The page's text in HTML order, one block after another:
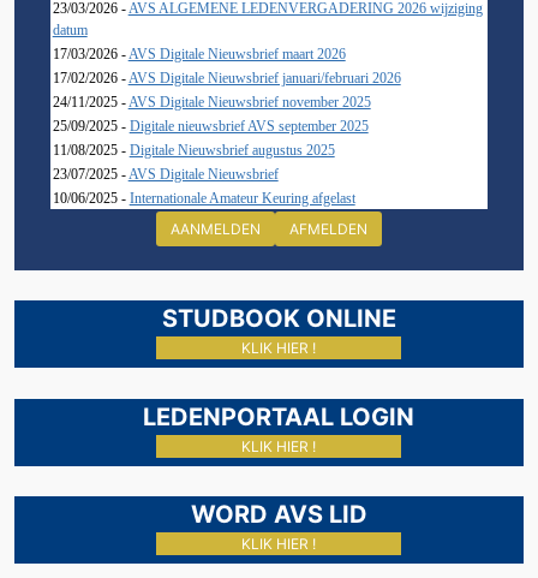
23/03/2026 -AVS ALGEMENE LEDENVERGADERING 2026 wijziging
datum
17/03/2026 -AVS Digitale Nieuwsbrief maart 2026
17/02/2026 -AVS Digitale Nieuwsbrief januari/februari 2026
24/11/2025 -AVS Digitale Nieuwsbrief november 2025
25/09/2025 - Digitale nieuwsbrief AVS september 2025
11/08/2025 - Digitale Nieuwsbrief augustus 2025
23/07/2025 -AVS Digitale Nieuwsbrief
10/06/2025 - Internationale Amateur Keuring afgelast
AANMELDEN AFMELDEN
STUDBOOK ONLINE
KLIK HIER !
LEDENPORTAAL LOGIN
KLIK HIER !
WORD AVS LID
KLIK HIER !